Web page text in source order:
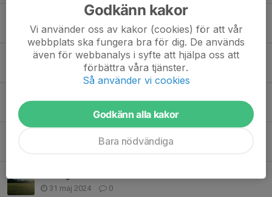
Vinst i derbyt
20 jun 2024 0
Bortamatch mot OPE
17 jun 2024 0
2 st div 3 matcher
31 maj 2024 0
Godkänn kakor
Vi använder oss av kakor (cookies) för att vår
webbplats ska fungera bra för dig. De används
även för webbanalys i syfte att hjälpa oss att
förbättra våra tjänster.
Så använder vi cookies
Godkänn alla kakor
Bara nödvändiga